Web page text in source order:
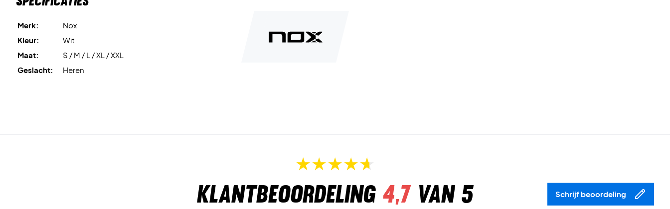
Merk:
Nox
Kleur:
Wit
Maat:
S / M / L / XL / XXL
Geslacht:
Heren
Klantbeoordeling 4,7van 5 Schrijf beoordeling